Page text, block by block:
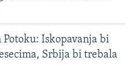
Iskopavanja bi
Srbija bi trebala